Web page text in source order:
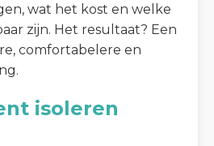
wat het kost en welke
zijn. Het resultaat? Een
comfortabelere en
isoleren